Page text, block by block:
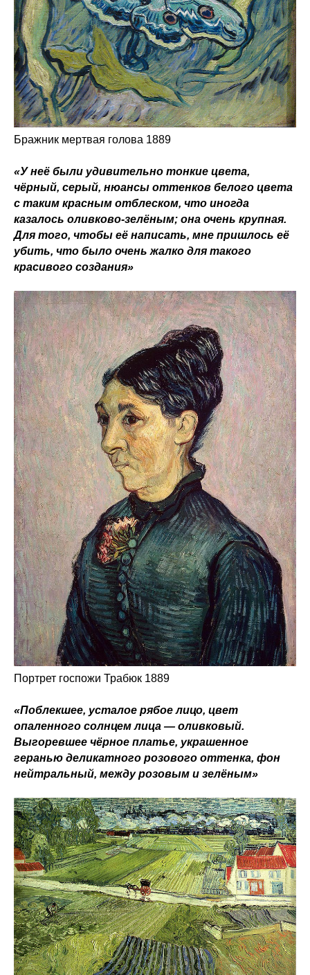
Бражник мертвая голова 1889
«У неё были удивительно тонкие цвета,
чёрный, серый, нюансы оттенков белого цвета
с таким красным отблеском, что иногда
казалось оливково-зелёным; она очень крупная.
Для того, чтобы её написать, мне пришлось её
убить, что было очень жалко для такого
красивого создания»
Портрет госпожи Трабюк 1889
«Поблекшее, усталое рябое лицо, цвет
опаленного солнцем лица — оливковый.
Выгоревшее чёрное платье, украшенное
геранью деликатного розового оттенка, фон
нейтральный, между розовым и зелёным»